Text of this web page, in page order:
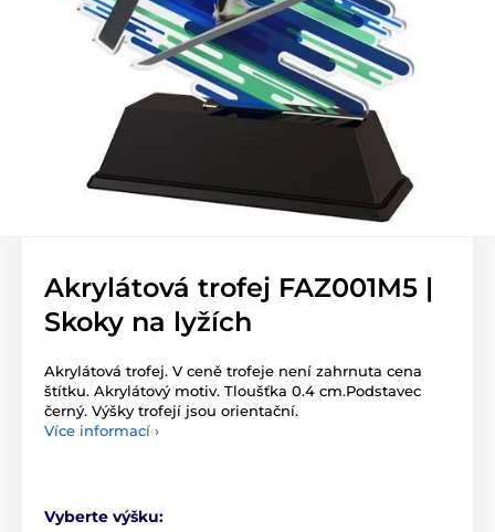
Akrylátová trofej FAZ001M5 |
Skoky na lyžích
Akrylátová trofej. V ceně trofeje není zahrnuta cena
štítku. Akrylátový motiv. Tloušťka 0.4 cm.Podstavec
černý. Výšky trofejí jsou orientační.
Více informací ›
Vyberte výšku: